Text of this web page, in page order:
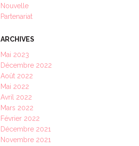
Nouvelle
Partenariat
ARCHIVES
Mai 2023
Décembre 2022
Août 2022
Mai 2022
Avril 2022
Mars 2022
Février 2022
Décembre 2021
Novembre 2021